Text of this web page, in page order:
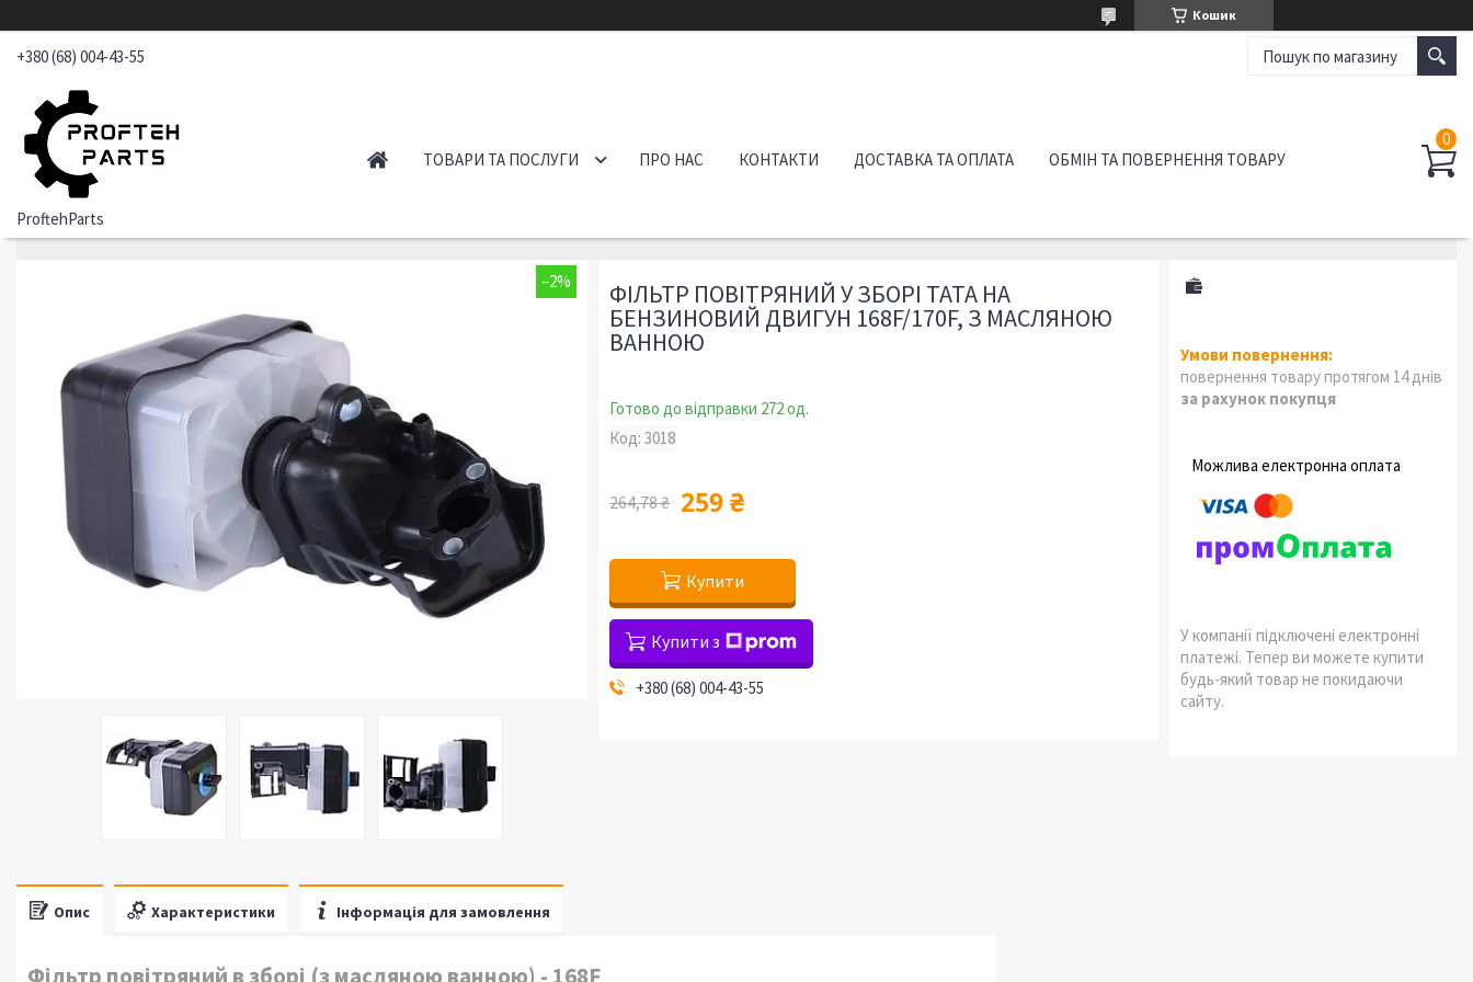
Кошик
+380 (68) 004-43-55
ProftehParts
ТОВАРИ ТА ПОСЛУГИ ПРО НАС КОНТАКТИ ДОСТАВКА ТА ОПЛАТА ОБМІН ТА ПОВЕРНЕННЯ ТОВАРУ
–2% ФІЛЬТР ПОВІТРЯНИЙ У ЗБОРІ ТАТА НА
БЕНЗИНОВИЙ ДВИГУН 168F/170F, З МАСЛЯНОЮ
ВАННОЮ
Готово до відправки 272 од.
Код:3018
264,78 ₴ 259 ₴
Купити
Купити з
+380 (68) 004-43-55
повернення товару протягом 14 днів
за рахунок покупця
У компанії підключені електронні
платежі. Тепер ви можете купити
будь-який товар не покидаючи
сайту.
Опис Характеристики Інформація для замовлення
Фільтр повітряний в зборі (з масляною ванною) - 168F